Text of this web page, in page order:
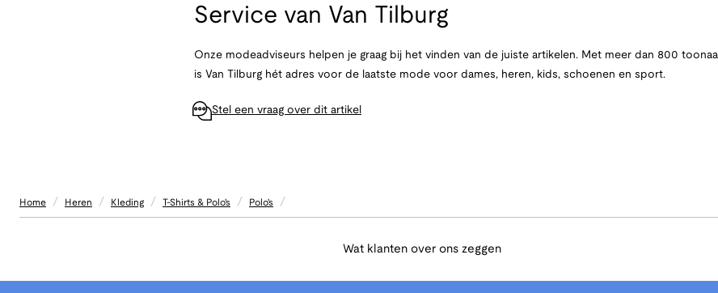
Service van Van Tilburg
Onze modeadviseurs helpen je graag bij het vinden van de juiste artikelen. Met meer dan 800
is Van Tilburg hét adres voor de laatste mode voor dames, heren, kids, schoenen en sport.
Stel een vraag over dit artikel
Home / Heren / Kleding / T-Shirts & Polo's / Polo's /
Wat klanten over ons zeggen